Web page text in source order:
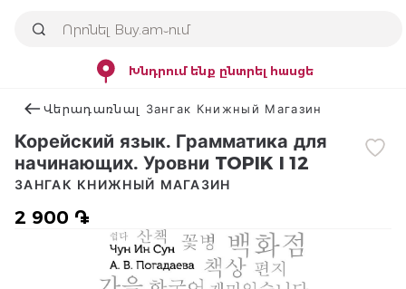
Խնդրում ենք ընտրել հասցե
Վերադառնալ Зангак Книжный Магазин
Корейский язык. Грамматика для
начинающих. Уровни TOPIK I 12
2 900 ֏
ЗАНГАК КНИЖНЫЙ МАГАЗИН